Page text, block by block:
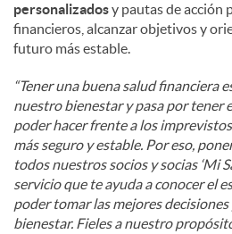
personalizadosy pautas de acción
financieros, alcanzar objetivos y
futuro más estable.
“Tener una buena salud financiera
nuestro bienestar y pasa por tener
poder hacer frente a los
más seguro y estable. Por eso,
todos nuestros socios y socias ‘Mi
servicio que te ayuda a conocer el
poder tomar las mejores
bienestar. Fieles a nuestro